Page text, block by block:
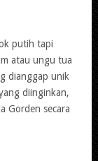
putih tapi
atau ungu tua
dianggap unik
diinginkan,
Gorden secara